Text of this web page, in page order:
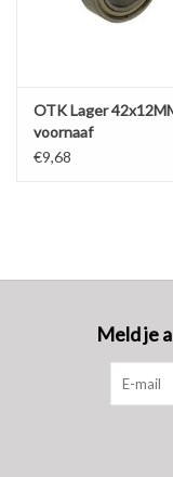
OTK Lager
voornaaf
€9,68
Meld je